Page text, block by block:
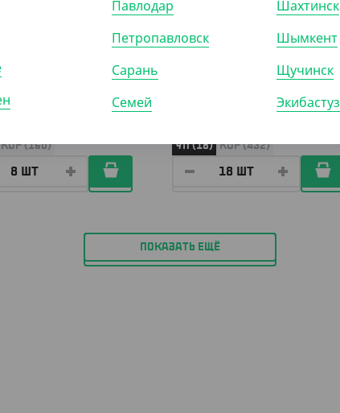
400 мл, для горячего,
ПП
КОР (160)
756
Стакан c квадратным дном 500
УП (18) КОР (432)
ПОКАЗАТЬ ЕЩЁ
Павлодар
Петропавловск
Сарань
Семей
Шахтинск
Шымкент
Щучинск
Экибастуз